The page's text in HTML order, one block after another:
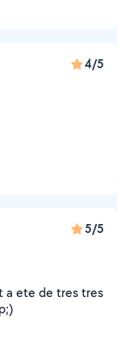
4/5
5/5
a ete de tres tres